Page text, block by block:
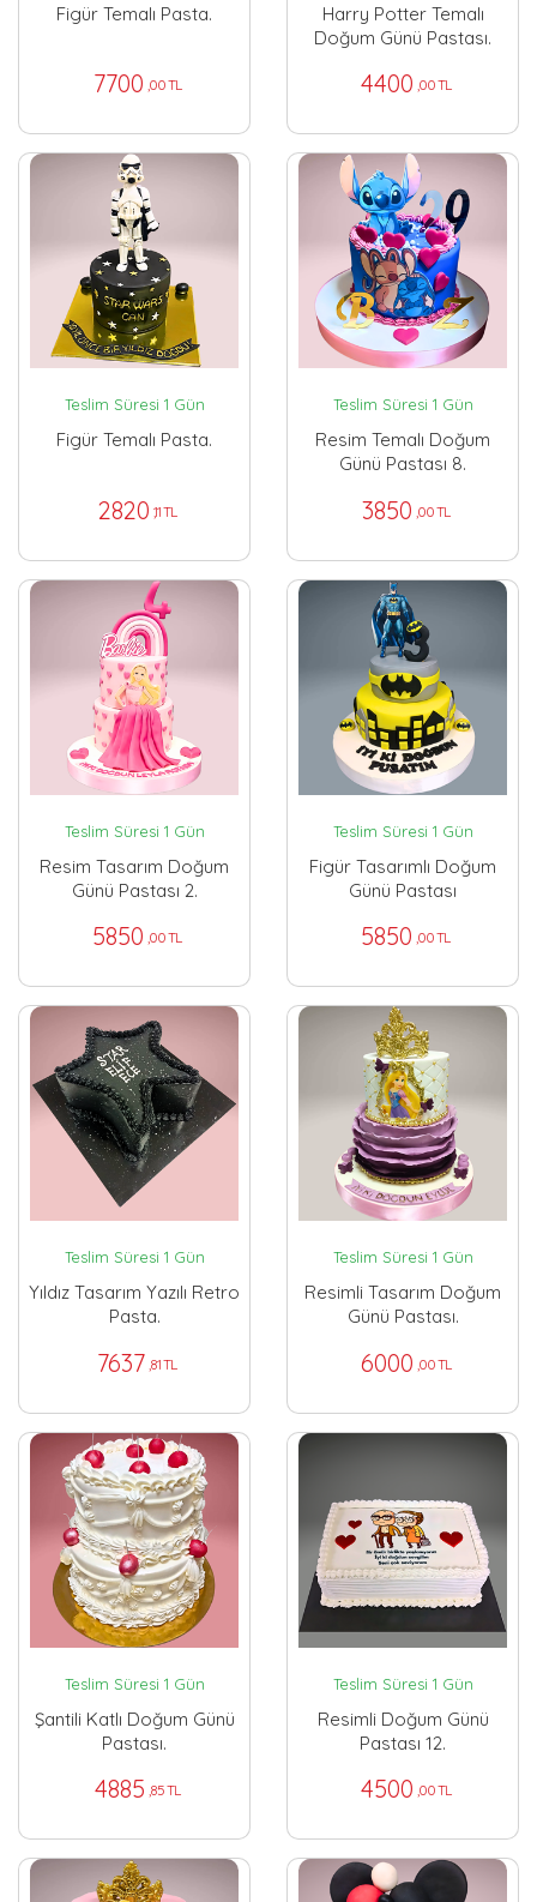
Figür Temalı Pasta.
7700 ,00 TL
Harry Potter Temalı
Doğum Günü Pastası.
4400 ,00 TL
Teslim Süresi 1 Gün
Figür Temalı Pasta.
2820 ,11 TL
Teslim Süresi 1 Gün
Resim Temalı Doğum
Günü Pastası 8.
3850 ,00 TL
Teslim Süresi 1 Gün
Resim Tasarım Doğum
Günü Pastası 2.
5850 ,00 TL
Teslim Süresi 1 Gün
Figür Tasarımlı Doğum
Günü Pastası
5850 ,00 TL
Teslim Süresi 1 Gün
Yıldız Tasarım Yazılı Retro
Pasta.
7637 ,81 TL
Teslim Süresi 1 Gün
Resimli Tasarım Doğum
Günü Pastası.
6000 ,00 TL
Teslim Süresi 1 Gün
Şantili Katlı Doğum Günü
Pastası.
4885 ,85 TL
Teslim Süresi 1 Gün
Resimli Doğum Günü
Pastası 12.
4500 ,00 TL